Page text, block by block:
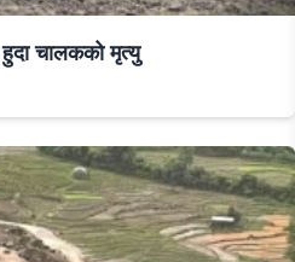
हुदा चालकको मृत्यु